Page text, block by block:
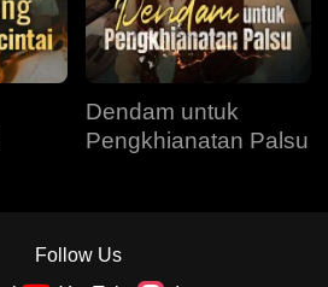
Dendam untuk
Pengkhianatan Palsu
Follow Us